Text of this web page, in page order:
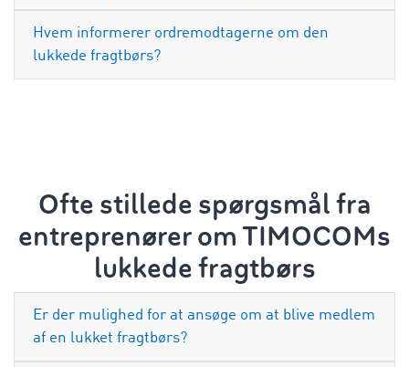
Hvem informerer ordremodtagerne om den
lukkede fragtbørs?
Ofte stillede spørgsmål fra
entreprenører om TIMOCOMs
lukkede fragtbørs
Er der mulighed for at ansøge om at blive medlem
af en lukket fragtbørs?